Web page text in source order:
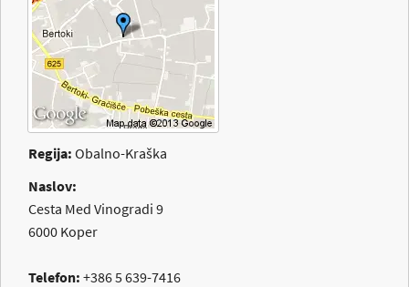
Regija: Obalno-Kraška
Naslov:
Cesta Med Vinogradi 9
6000 Koper
Telefon: +386 5 639-7416